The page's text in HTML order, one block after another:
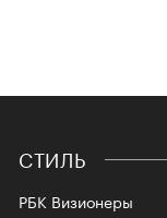
СТИЛЬ
РБК Визионеры